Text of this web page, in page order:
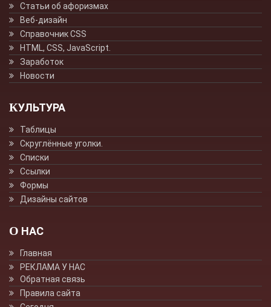
Статьи об афоризмах
Веб-дизайн
Справочник CSS
HTML, CSS, JavaScript.
Заработок
Новости
КУЛЬТУРА
Таблицы
Скруглённые уголки.
Списки
Ссылки
Формы
Дизайны сайтов
О НАС
Главная
РЕКЛАМА У НАС
Обратная связь
Правила сайта